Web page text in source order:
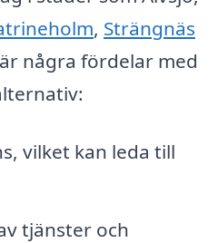
, Strängnäs
några fördelar med
vilket kan leda till
tjänster och